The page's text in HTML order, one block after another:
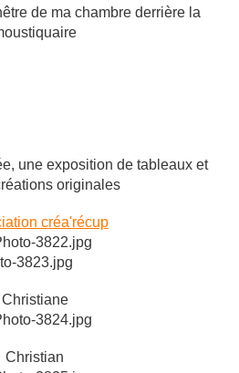
de ma chambre derrière la
une exposition de tableaux et
originales
créa'récup
Christiane
Christian